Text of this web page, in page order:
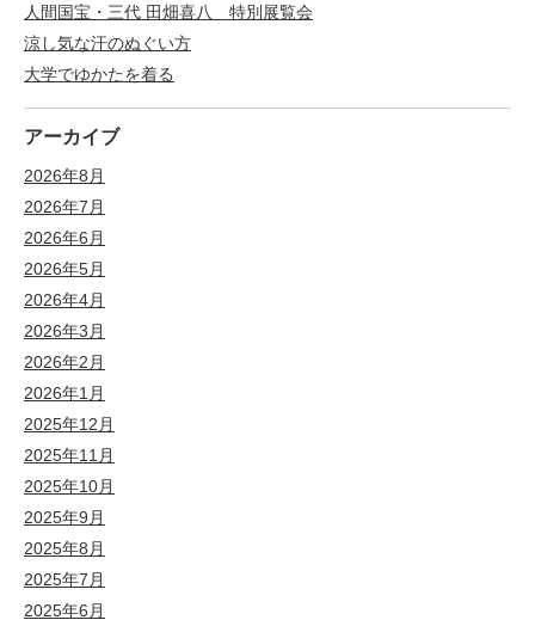
人間国宝・三代 田畑喜八 特別展覧会
涼し気な汗のぬぐい方
大学でゆかたを着る
アーカイブ
2026年8月
2026年7月
2026年6月
2026年5月
2026年4月
2026年3月
2026年2月
2026年1月
2025年12月
2025年11月
2025年10月
2025年9月
2025年8月
2025年7月
2025年6月